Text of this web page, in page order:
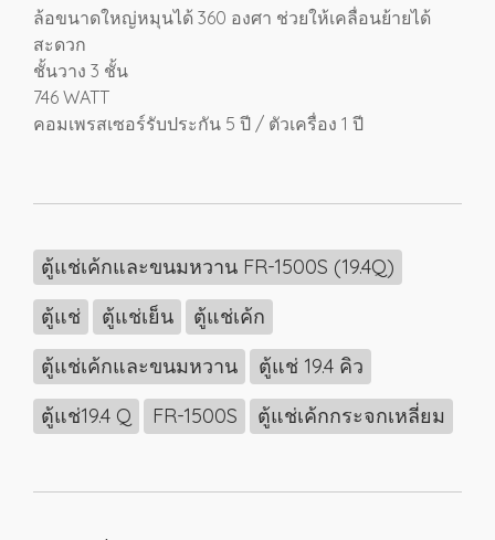
ล้อขนาดใหญ่หมุนได้ 360 องศา ช่วยให้เคลื่อนย้ายได้
สะดวก
ชั้นวาง 3 ชั้น
746 WATT
คอมเพรสเซอร์รับประกัน 5 ปี / ตัวเครื่อง 1 ปี
ตู้แช่เค้กและขนมหวาน FR-1500S (19.4Q)
ตู้แช่
ตู้แช่เย็น
ตู้แช่เค้ก
ตู้แช่เค้กและขนมหวาน
ตู้แช่ 19.4 คิว
ตู้แช่19.4 Q
FR-1500S ตู้แช่เค้กกระจกเหลี่ยม